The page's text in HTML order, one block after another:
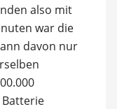
also mit
war die
davon nur